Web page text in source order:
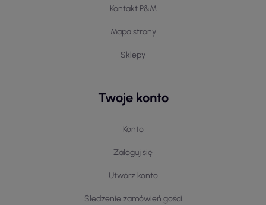
Kontakt P&M
Mapa strony
Sklepy
Twoje konto
Konto
Zaloguj się
Utwórz konto
Śledzenie zamówień gości